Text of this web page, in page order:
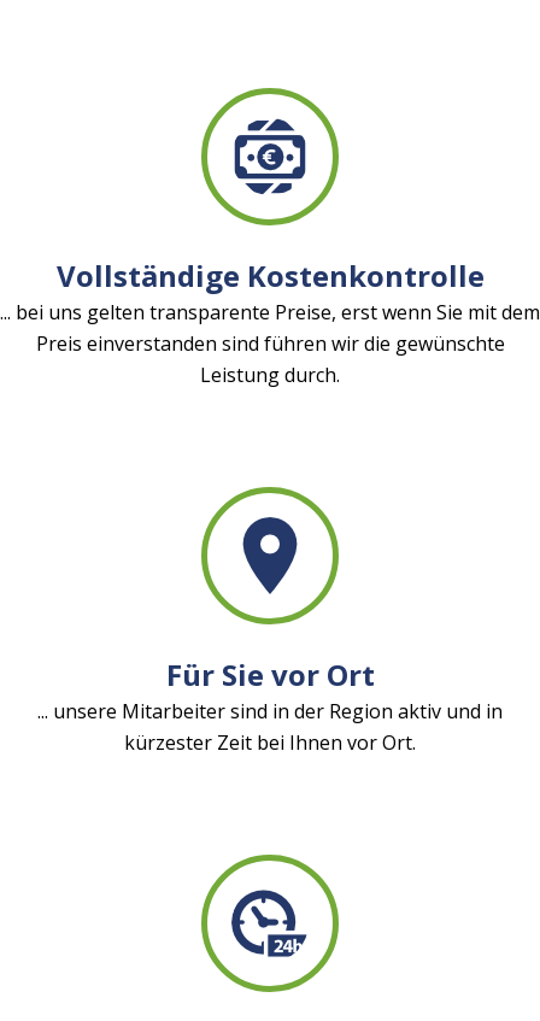
Vollständige Kostenkontrolle
... bei uns gelten transparente Preise, erst wenn Sie mit dem
Preis einverstanden sind führen wir die gewünschte
Leistung durch.
Für Sie vor Ort
... unsere Mitarbeiter sind in der Region aktiv und in
kürzester Zeit bei Ihnen vor Ort.